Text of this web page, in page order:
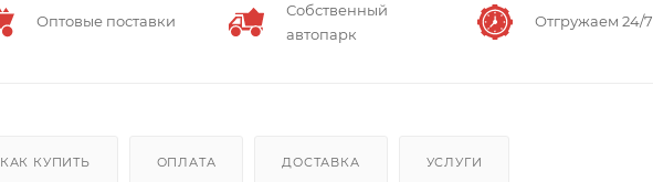
Оптовые поставки
Собственный
автопарк
Отгружаем 24/7
КАК КУПИТЬ ОПЛАТА ДОСТАВКА УСЛУГИ